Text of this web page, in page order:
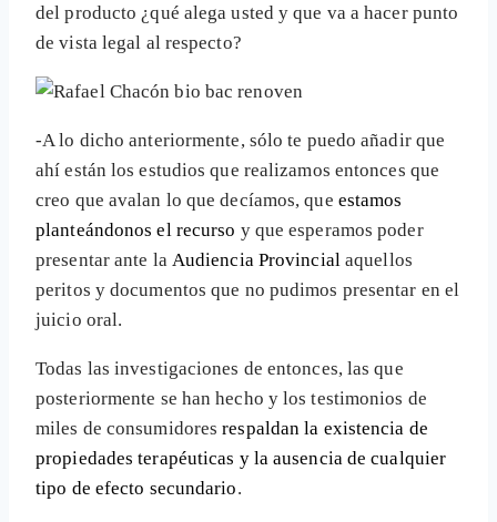
del producto ¿qué alega usted y que va a hacer punto
de vista legal al respecto?
-A lo dicho anteriormente, sólo te puedo añadir que
ahí están los estudios que realizamos entonces que
creo que avalan lo que decíamos, que estamos
planteándonos el recurso y que esperamos poder
presentar ante la Audiencia Provincial aquellos
peritos y documentos que no pudimos presentar en el
juicio oral.
Todas las investigaciones de entonces, las que
posteriormente se han hecho y los testimonios de
miles de consumidoresrespaldan la existencia de
propiedades terapéuticas y la ausencia de cualquier
tipo de efecto secundario.